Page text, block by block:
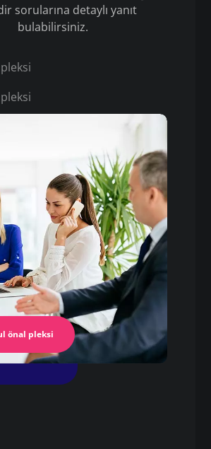
önal pleksi
sorularına detaylı yanıt
bulabilirsiniz.
Pleksi